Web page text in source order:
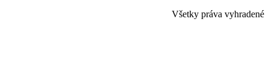
Všetky práva vyhradené